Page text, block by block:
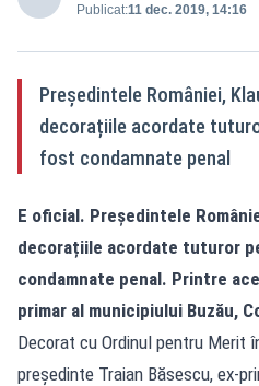
Publicat:11 dec. 2019, 14:16
Președintele României,
decorațiile acordate
fost condamnate penal
E oficial. Președintele
decorațiile acordate tuturor
condamnate penal. Printre
primar al municipiului Buzău,
Decorat cu Ordinul pentru Merit
președinte Traian Băsescu, ex-